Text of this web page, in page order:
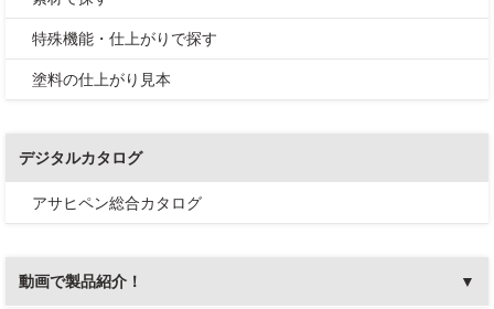
特殊機能・仕上がりで探す
塗料の仕上がり見本
デジタルカタログ
アサヒペン総合カタログ
動画で製品紹介！